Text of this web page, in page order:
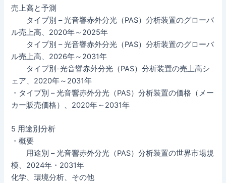
売上高と予測
タイプ別 – 光音響赤外分光（PAS）分析装置のグローバ
ル売上高、2020年～2025年
タイプ別 – 光音響赤外分光（PAS）分析装置のグローバ
ル売上高、2026年～2031年
タイプ別-光音響赤外分光（PAS）分析装置の売上高シ
ェア、2020年～2031年
・タイプ別 – 光音響赤外分光（PAS）分析装置の価格（メー
カー販売価格）、2020年～2031年
5 用途別分析
・概要
用途別 – 光音響赤外分光（PAS）分析装置の世界市場規
模、2024年・2031年
化学、環境分析、その他